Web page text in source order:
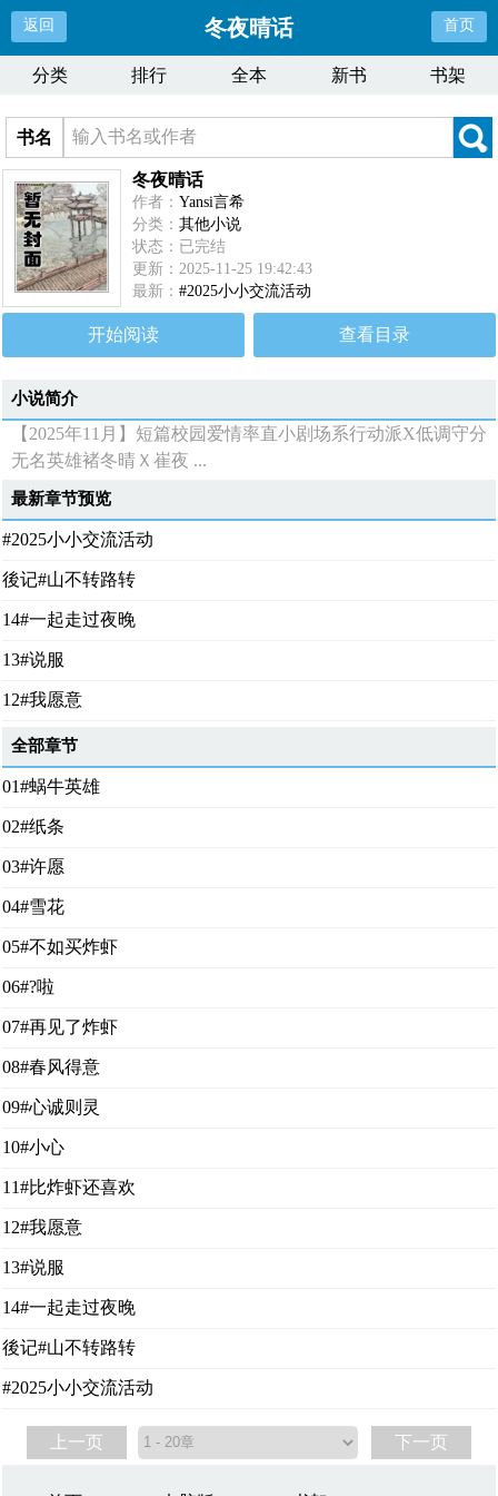
返回 冬夜晴话 首页
分类 排行 全本 新书 书架
书名
冬夜晴话
作者：Yansi言希
分类：其他小说
状态：已完结
更新：2025-11-25 19:42:43
最新：#2025小小交流活动
开始阅读 查看目录
小说简介
【2025年11月】短篇校园爱情率直小剧场系行动派X低调守分
无名英雄褚冬晴Ｘ崔夜 ...
最新章节预览
#2025小小交流活动
後记#山不转路转
14#一起走过夜晚
13#说服
12#我愿意
全部章节
01#蜗牛英雄
02#纸条
03#许愿
04#雪花
05#不如买炸虾
06#?啦
07#再见了炸虾
08#春风得意
09#心诚则灵
10#小心
11#比炸虾还喜欢
12#我愿意
13#说服
14#一起走过夜晚
後记#山不转路转
#2025小小交流活动
上一页 下一页